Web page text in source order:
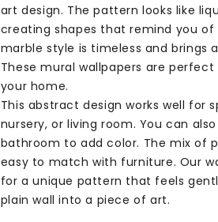
art design. The pattern looks like
creating shapes that remind you of
marble style is timeless and brings
These mural wallpapers are
your home.
This abstract design works well for
nursery, or living room. You can
bathroom to add color. The mix of
easy to match with furniture. Our
for a unique pattern that feels
plain wall into a piece of art.